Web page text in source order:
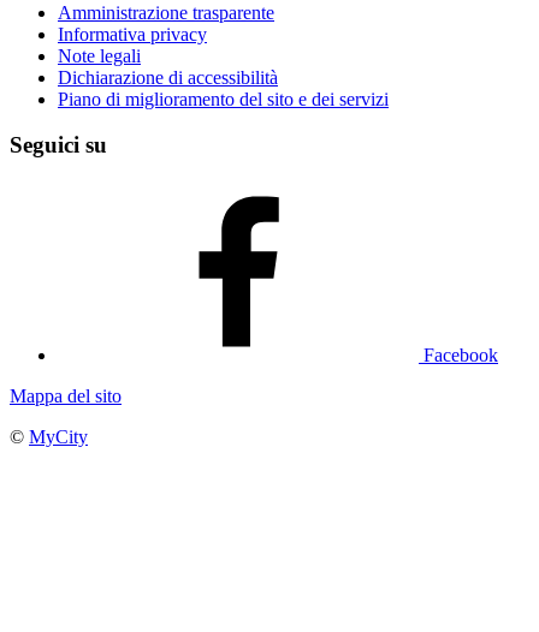
Amministrazione trasparente
Informativa privacy
Note legali
Dichiarazione di accessibilità
Piano di miglioramento del sito e dei servizi
Seguici su
Facebook
Mappa del sito
© MyCity